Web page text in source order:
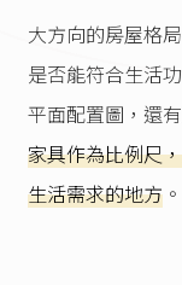
大方向的房屋格
是否能符合生活
平面配置圖，還
家具作為比例尺
生活需求的地方 。